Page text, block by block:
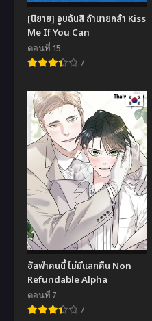
[นิยาย] จูบฉันสิ ถ้านายกล้า Kiss
Me If You Can
ตอนที่ 15
7
อัลฟ่าคนนี้ ไม่มีแลกคืน Non
Refundable Alpha
ตอนที่ 7
7